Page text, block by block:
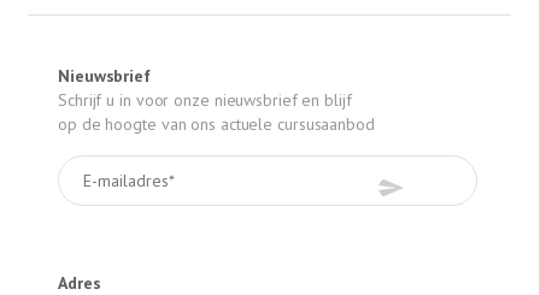
Nieuwsbrief
Schrijf u in voor onze nieuwsbrief en blijf
op de hoogte van ons actuele cursusaanbod
Adres